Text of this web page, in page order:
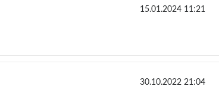
15.01.2024 11:21
30.10.2022 21:04